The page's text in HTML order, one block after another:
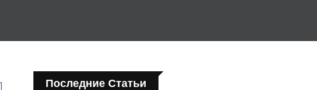
Последние Статьи